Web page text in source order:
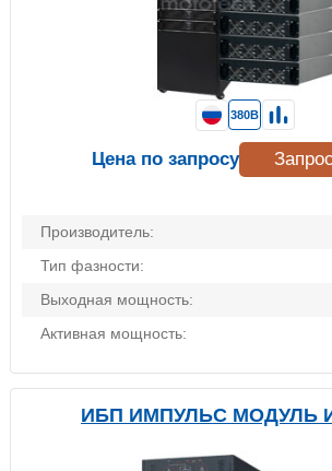
Производитель:
Тип фазности:
Выходная мощность:
Активная мощность:
380В
Цена по запросу
ИБП ИМПУЛЬС МОДУЛЬ